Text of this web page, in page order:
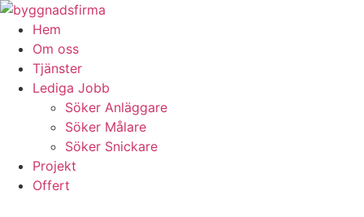
Skip
content
Hem
Om oss
Tjänster
Lediga Jobb
Söker Anläggare
Söker Målare
Söker Snickare
Projekt
Offert